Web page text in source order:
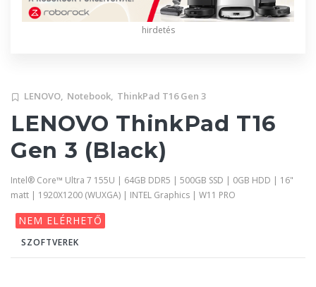
hirdetés
LENOVO, Notebook, ThinkPad T16 Gen 3
LENOVO ThinkPad T16
Gen 3 (Black)
Intel® Core™ Ultra 7 155U | 64GB DDR5 | 500GB SSD | 0GB HDD | 16"
matt | 1920X1200 (WUXGA) | INTEL Graphics | W11 PRO
NEM ELÉRHETŐ
SZOFTVEREK